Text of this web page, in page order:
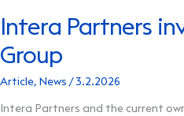
Intera Partners
Group
Article, News /3.2.2026
Intera Partners and the current